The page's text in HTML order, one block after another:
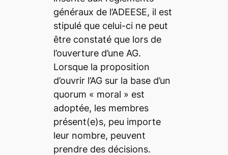
généraux de l’ADEESE, il est
stipulé que celui-ci ne peut
être constaté que lors de
l’ouverture d’une AG.
Lorsque la proposition
d’ouvrir l’AG sur la base d’un
quorum « moral » est
adoptée, les membres
présent(e)s, peu importe
leur nombre, peuvent
prendre des décisions.